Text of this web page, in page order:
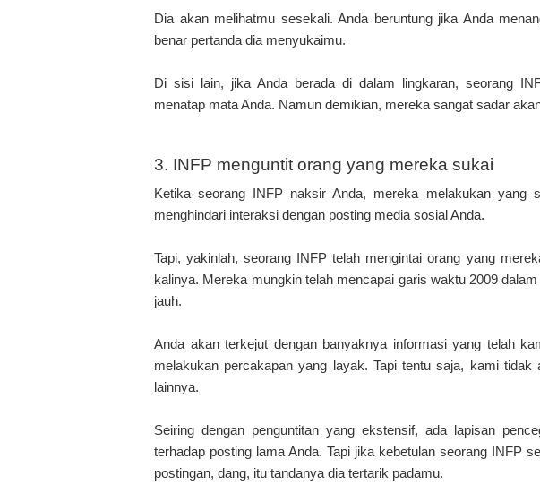
Dia akan melihatmu sesekali. Anda beruntung jika Anda
benar pertanda dia menyukaimu.
Di sisi lain, jika Anda berada di dalam lingkaran, seorang
menatap mata Anda. Namun demikian, mereka sangat sadar
3. INFP menguntit orang yang mereka sukai
Ketika seorang INFP naksir Anda, mereka melakukan yang
menghindari interaksi dengan posting media sosial Anda.
Tapi, yakinlah, seorang INFP telah mengintai orang yang
kalinya. Mereka mungkin telah mencapai garis waktu 2009
jauh.
Anda akan terkejut dengan banyaknya informasi yang telah
melakukan percakapan yang layak. Tapi tentu saja, kami
lainnya.
Seiring dengan penguntitan yang ekstensif, ada lapisan
terhadap posting lama Anda. Tapi jika kebetulan seorang INFP
postingan, dang, itu tandanya dia tertarik padamu.